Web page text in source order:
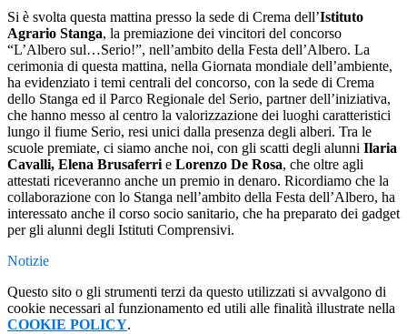
Si è svolta questa mattina presso la sede di Crema dell’Istituto
Agrario Stanga, la premiazione dei vincitori del concorso
“L’Albero sul…Serio!”, nell’ambito della Festa dell’Albero. La
cerimonia di questa mattina, nella Giornata mondiale dell’ambiente,
ha evidenziato i temi centrali del concorso, con la sede di Crema
dello Stanga ed il Parco Regionale del Serio, partner dell’iniziativa,
che hanno messo al centro la valorizzazione dei luoghi caratteristici
lungo il fiume Serio, resi unici dalla presenza degli alberi. Tra le
scuole premiate, ci siamo anche noi, con gli scatti degli alunni Ilaria
Cavalli, Elena Brusaferri e Lorenzo De Rosa, che oltre agli
attestati riceveranno anche un premio in denaro. Ricordiamo che la
collaborazione con lo Stanga nell’ambito della Festa dell’Albero, ha
interessato anche il corso socio sanitario, che ha preparato dei gadget
per gli alunni degli Istituti Comprensivi.
Notizie
Questo sito o gli strumenti terzi da questo utilizzati si avvalgono di
cookie necessari al funzionamento ed utili alle finalità illustrate nella
COOKIE POLICY.